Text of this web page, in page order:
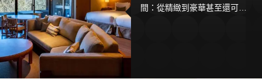
間：從精緻到豪華甚至還可以